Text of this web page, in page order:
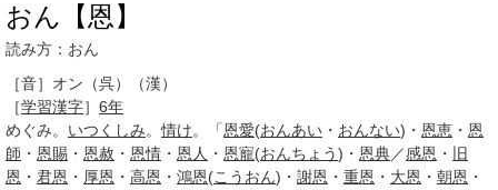
おん【恩】
読み方：おん
［音］ オン （呉）（漢）
［学習漢字］ 6年
めぐみ。 いつくしみ。情け。「恩愛(おんあい ・ おんない)・ 恩恵 ・ 恩
師 ・ 恩賜 ・ 恩赦 ・ 恩情 ・ 恩人 ・ 恩寵(おんちょう)・ 恩典／感恩 ・
旧
恩 ・ 君恩 ・ 厚恩 ・ 高恩 ・ 鴻恩(こうおん)・ 謝恩 ・ 重恩 ・ 大恩 ・ 朝恩 ・